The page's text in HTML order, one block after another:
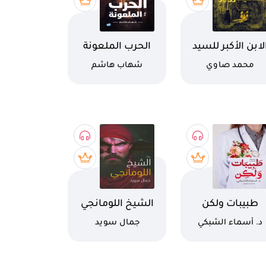
الكتاب
الأكبر للسيد
روجركاتب
محمد صاوي
اسم الكتاب
الحرب الملعونة
كاتب
شهاب هاشم
الكتاب
طبيبات ولكن
كاتب
د. أسماء الشبكي
اسم الكتاب
الشيخ اللومانجي
كاتب
جمال سويد